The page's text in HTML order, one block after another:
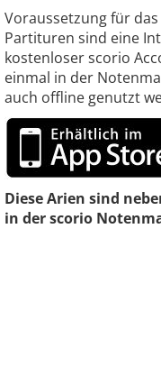
Voraussetzung für
Partituren sind eine
kostenloser scorio
einmal in der
auch offline genutzt
Diese Arien sind
in der scorio